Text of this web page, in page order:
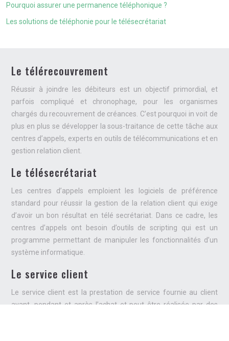
Pourquoi assurer une permanence téléphonique ?
Les solutions de téléphonie pour le télésecrétariat
Le télérecouvrement
Réussir à joindre les débiteurs est un objectif primordial, et
parfois compliqué et chronophage, pour les organismes
chargés du recouvrement de créances. C’est pourquoi in voit de
plus en plus se développer la sous-traitance de cette tâche aux
centres d’appels, experts en outils de télécommunications et en
gestion relation client.
Le télésecrétariat
Les centres d’appels emploient les logiciels de préférence
standard pour réussir la gestion de la relation client qui exige
d’avoir un bon résultat en télé secrétariat. Dans ce cadre, les
centres d’appels ont besoin d’outils de scripting qui est un
programme permettant de manipuler les fonctionnalités d’un
système informatique.
Le service client
Le service client est la prestation de service fournie au client
avant, pendant et après l’achat et peut être réalisée par des